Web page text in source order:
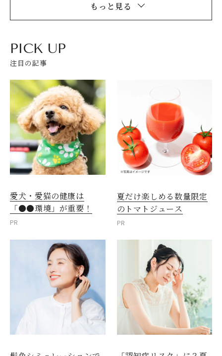
もっと見る
PICK UP
注目の記事
愛犬・愛猫の健康は
「●●環境」が重要！
PR
夏だけ楽しめる数量限定
のトマトジュース
PR